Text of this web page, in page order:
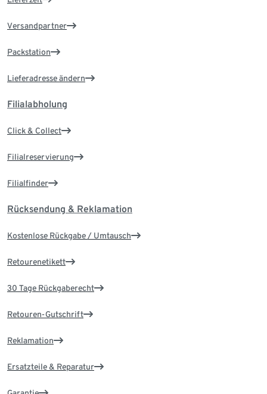
Versandpartner
Packstation
Lieferadresse ändern
Filialabholung
Click & Collect
Filialreservierung
Filialfinder
Rücksendung & Reklamation
Kostenlose Rückgabe / Umtausch
Retourenetikett
30 Tage Rückgaberecht
Retouren-Gutschrift
Reklamation
Ersatzteile & Reparatur